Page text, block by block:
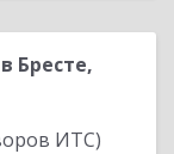
Бресте,
ИТС)